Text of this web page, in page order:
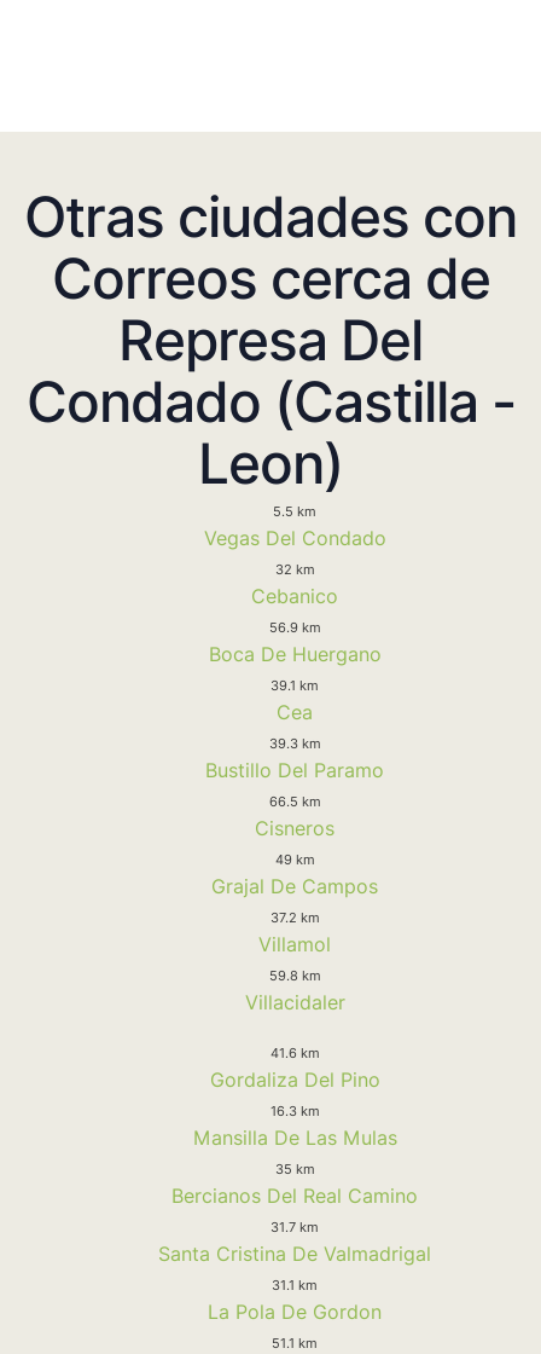
Otras ciudades con
Correos cerca de
Represa Del
Condado (Castilla -
Leon)
5.5 km
Vegas Del Condado
32 km
Cebanico
56.9 km
Boca De Huergano
39.1 km
Cea
39.3 km
Bustillo Del Paramo
66.5 km
Cisneros
49 km
Grajal De Campos
37.2 km
Villamol
59.8 km
Villacidaler
41.6 km
Gordaliza Del Pino
16.3 km
Mansilla De Las Mulas
35 km
Bercianos Del Real Camino
31.7 km
Santa Cristina De Valmadrigal
31.1 km
La Pola De Gordon
51.1 km